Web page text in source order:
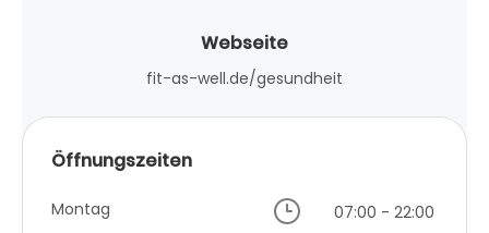
Webseite
fit-as-well.de/gesundheit
Öffnungszeiten
Montag
07:00 - 22:00